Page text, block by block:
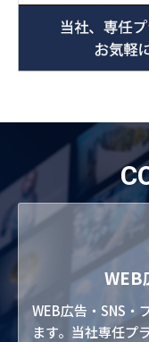
WEB
WEB広告・SNS・
ます。当社専任プ